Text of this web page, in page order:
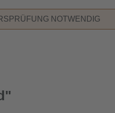
NOTWENDIG